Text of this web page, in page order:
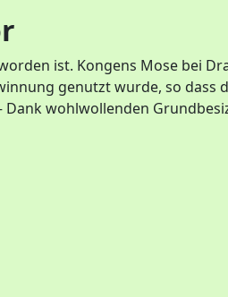
ist. Kongens Mose bei
genutzt wurde, so dass
wohlwollenden